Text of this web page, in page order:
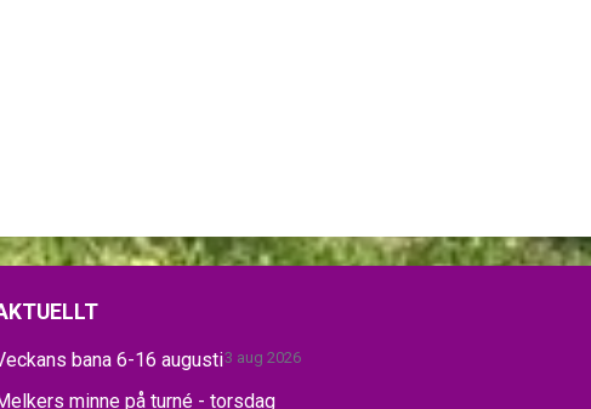
bana 6-16 augusti3 aug 2026
minne på turné - torsdag